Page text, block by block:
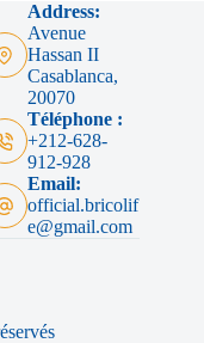
Address:
Avenue
Hassan II
Casablanca,
20070
Téléphone :
+212-628-
912-928
Email:
official.bricolif
e@gmail.com